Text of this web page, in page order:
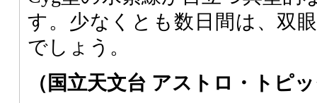
す。少なくとも数日間は、双
でしょう。
（国立天文台 アストロ・トピ